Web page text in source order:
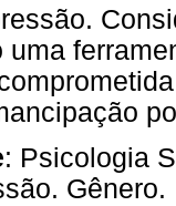
uma
: Psicologia